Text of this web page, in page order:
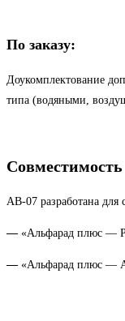
По заказу:
Доукомплектование
типа (водяными,
Совместимость
АВ-07 разработана для
— «Альфарад плюс —
— «Альфарад плюс —